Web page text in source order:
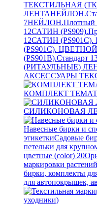
ТЕКСТИЛЬНАЯ
ЛЕНТА
7НЕЙЛОН.Плотный
12САТИН
12САТИН
(PS901C).
(PS901B).Стандарт
(РИТАУЛЬНЫЕ)
АКСЕССУАРЫ
КОМПЛЕКТ
СИЛИКОНОВАЯ
Навесные бирки и
этикеткиСадовые
петельки для
цветные (color) 20
маркировки растений
бирки, комплекты
для автопокрышек,